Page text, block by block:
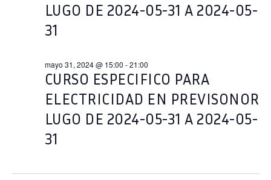
LUGO DE 2024-05-31 A 2024-05-
31
CURSO ESPECIFICO PARA
ELECTRICIDAD EN PREVISONOR
LUGO DE 2024-05-31 A 2024-05-
31
mayo 31, 2024 @ 15:00 -21:00